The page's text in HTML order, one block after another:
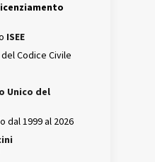
ISEE
del Codice Civile
Unico del
dal 1999 al 2026